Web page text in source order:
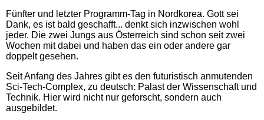
Fünfter und letzter Programm-Tag in Nordkorea. Gott sei
Dank, es ist bald geschafft... denkt sich inzwischen wohl
jeder. Die zwei Jungs aus Österreich sind schon seit zwei
Wochen mit dabei und haben das ein oder andere gar
doppelt gesehen.
Seit Anfang des Jahres gibt es den futuristisch anmutenden
Sci-Tech-Complex, zu deutsch: Palast der Wissenschaft und
Technik. Hier wird nicht nur geforscht, sondern auch
ausgebildet.